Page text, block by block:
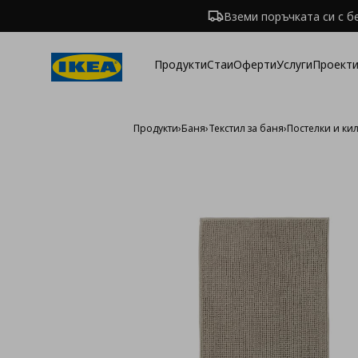
Вземи поръчката си с
ПродуктиСтаиОфертиУслуги
Продукти›Баня›Текстил за баня›Постелки и